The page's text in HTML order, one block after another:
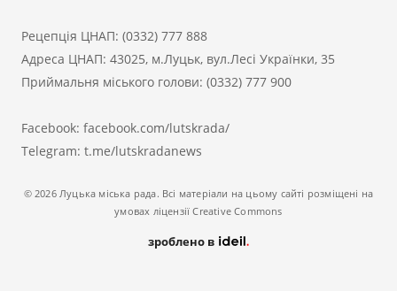
Рецепція ЦНАП: (0332) 777 888
Адреса ЦНАП: 43025, м.Луцьк, вул.Лесі Українки, 35
Приймальня міського голови: (0332) 777 900
Facebook: facebook.com/lutskrada/
Telegram: t.me/lutskradanews
© 2026 Луцька міська рада. Всі матеріали на цьому сайті розміщені на
умовах ліцензії Creative Commons
зроблено в